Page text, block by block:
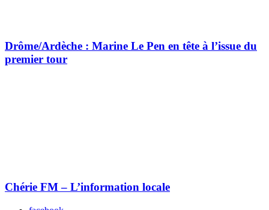
Drôme/Ardèche : Marine Le Pen en tête à l’issue du
premier tour
Chérie FM – L’information locale